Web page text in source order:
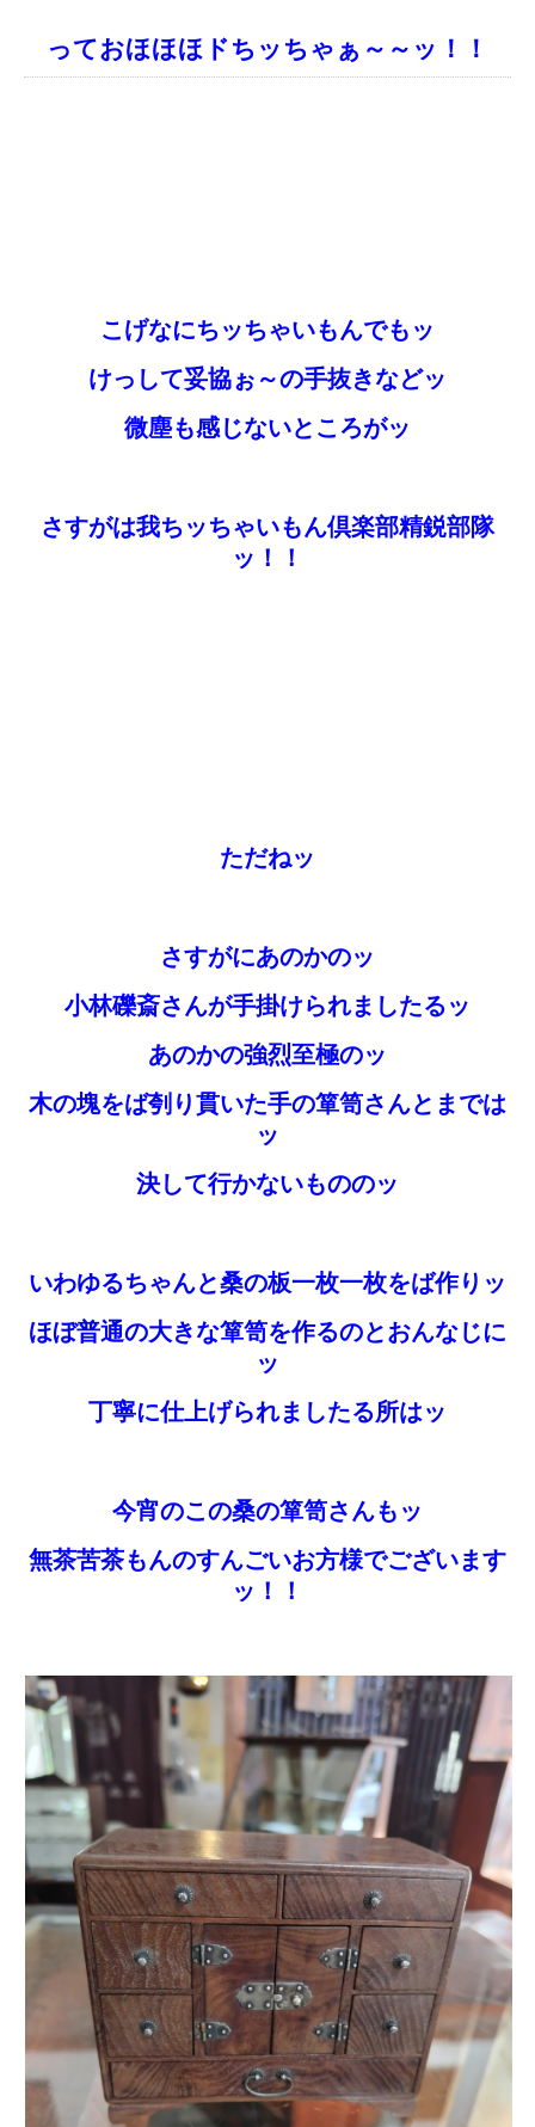
っておほほほドちッちゃぁ～～ッ！！
こげなにちッちゃいもんでもッ
けっして妥協ぉ～の手抜きなどッ
微塵も感じないところがッ
さすがは我ちッちゃいもん倶楽部精鋭部隊
ッ！！
ただねッ
さすがにあのかのッ
小林礫斎さんが手掛けられましたるッ
あのかの強烈至極のッ
木の塊をば刳り貫いた手の箪笥さんとまでは
ッ
決して行かないもののッ
いわゆるちゃんと桑の板一枚一枚をば作りッ
ほぼ普通の大きな箪笥を作るのとおんなじに
ッ
丁寧に仕上げられましたる所はッ
今宵のこの桑の箪笥さんもッ
無茶苦茶もんのすんごいお方様でございます
ッ！！